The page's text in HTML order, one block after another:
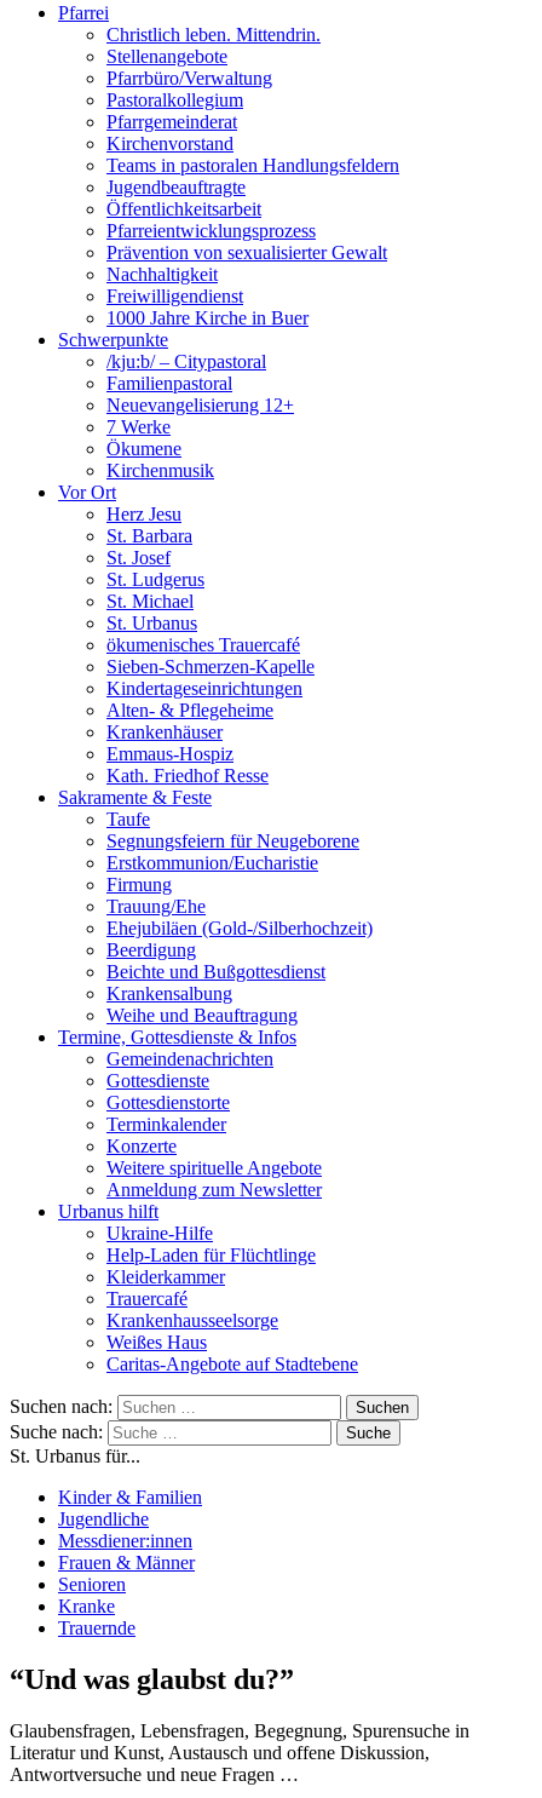
Pfarrei
Christlich leben. Mittendrin.
Stellenangebote
Pfarrbüro/Verwaltung
Pastoralkollegium
Pfarrgemeinderat
Kirchenvorstand
Teams in pastoralen Handlungsfeldern
Jugendbeauftragte
Öffentlichkeitsarbeit
Pfarreientwicklungsprozess
Prävention von sexualisierter Gewalt
Nachhaltigkeit
Freiwilligendienst
1000 Jahre Kirche in Buer
Schwerpunkte
/kju:b/ – Citypastoral
Familienpastoral
Neuevangelisierung 12+
7 Werke
Ökumene
Kirchenmusik
Vor Ort
Herz Jesu
St. Barbara
St. Josef
St. Ludgerus
St. Michael
St. Urbanus
ökumenisches Trauercafé
Sieben-Schmerzen-Kapelle
Kindertageseinrichtungen
Alten- & Pflegeheime
Krankenhäuser
Emmaus-Hospiz
Kath. Friedhof Resse
Sakramente & Feste
Taufe
Segnungsfeiern für Neugeborene
Erstkommunion/Eucharistie
Firmung
Trauung/Ehe
Ehejubiläen (Gold-/Silberhochzeit)
Beerdigung
Beichte und Bußgottesdienst
Krankensalbung
Weihe und Beauftragung
Termine, Gottesdienste & Infos
Gemeindenachrichten
Gottesdienste
Gottesdienstorte
Terminkalender
Konzerte
Weitere spirituelle Angebote
Anmeldung zum Newsletter
Urbanus hilft
Ukraine-Hilfe
Help-Laden für Flüchtlinge
Kleiderkammer
Trauercafé
Krankenhausseelsorge
Weißes Haus
Caritas-Angebote auf Stadtebene
Suchen nach:
Suche nach:
St. Urbanus für...
Kinder & Familien
Jugendliche
Messdiener:innen
Frauen & Männer
Senioren
Kranke
Trauernde
“Und was glaubst du?”
Glaubensfragen, Lebensfragen, Begegnung, Spurensuche in
Literatur und Kunst, Austausch und offene Diskussion,
Antwortversuche und neue Fragen …